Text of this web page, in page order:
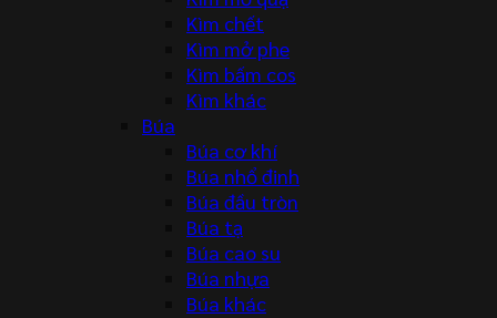
Kìm chết
Kìm mở phe
Kìm bấm cos
Kìm khác
Búa
Búa cơ khí
Búa nhổ đinh
Búa đầu tròn
Búa tạ
Búa cao su
Búa nhựa
Búa khác